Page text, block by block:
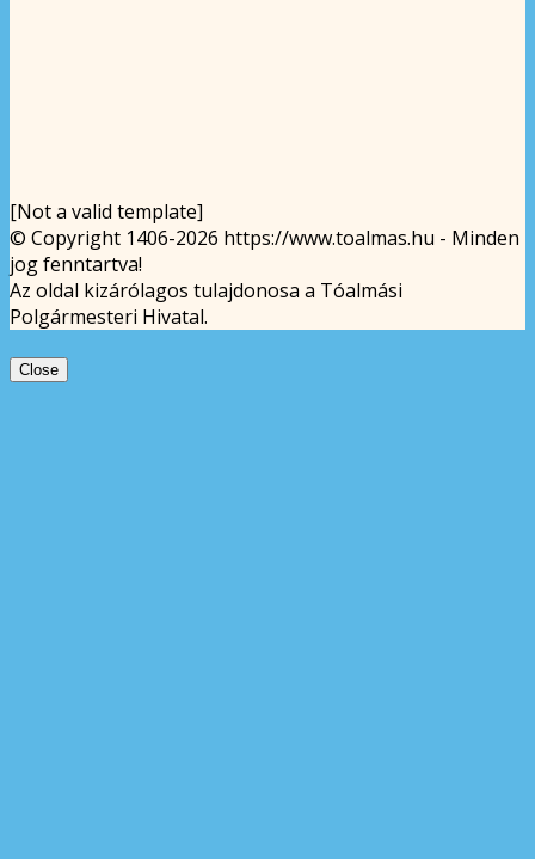
[Not a valid template]
© Copyright 1406-2026 https://www.toalmas.hu - Minden
jog fenntartva!
Az oldal kizárólagos tulajdonosa a Tóalmási
Polgármesteri Hivatal.
Close